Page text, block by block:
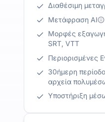
Διαθέσιμη
Μετάφραση AI
Μορφές
SRT, VTT
Περιορισμένες
30ήμερη
αρχεία
Υποστήριξη